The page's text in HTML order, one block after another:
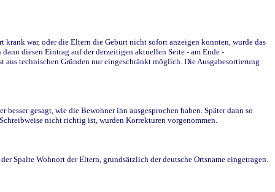
war, oder die Eltern die Geburt nicht sofort anzeigen konnten, wurde das
diesen Eintrag auf der derzeitigen aktuellen Seite - am Ende -
technischen Gründen nur eingeschränkt möglich. Die Ausgabesortierung
gesagt, wie die Bewohner ihn ausgesprochen haben. Später dann so
nicht richtig ist, wurden Korrekturen vorgenommen.
Spalte Wohnort der Eltern, grundsätzlich der deutsche Ortsname eingetragen.